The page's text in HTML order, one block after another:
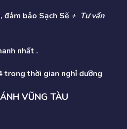
đảm bảo Sạch Sẽ + Tư vấn
nhất .
trong thời gian nghỉ dưỡng
VŨNG TÀU